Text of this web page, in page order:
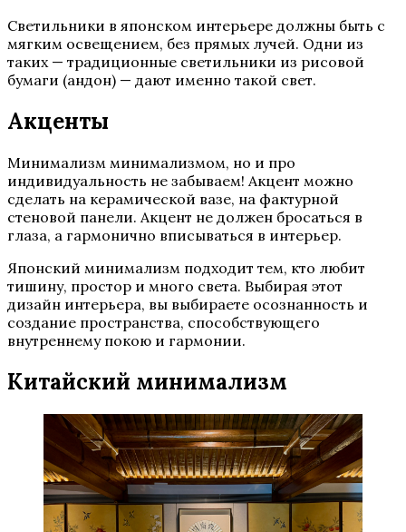
Светильники в японском интерьере должны быть с
мягким освещением, без прямых лучей. Одни из
таких — традиционные светильники из рисовой
бумаги (андон) — дают именно такой свет.
Акценты
Минимализм минимализмом, но и про
индивидуальность не забываем! Акцент можно
сделать на керамической вазе, на фактурной
стеновой панели. Акцент не должен бросаться в
глаза, а гармонично вписываться в интерьер.
Японский минимализм подходит тем, кто любит
тишину, простор и много света. Выбирая этот
дизайн интерьера, вы выбираете осознанность и
создание пространства, способствующего
внутреннему покою и гармонии.
Китайский минимализм